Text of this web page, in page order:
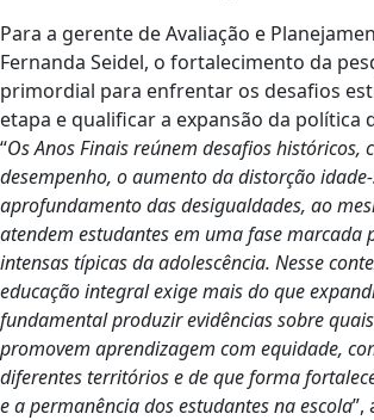
Para a gerente de Avaliação e
Fernanda Seidel, o fortalecimento da
primordial para enfrentar os desafios
etapa e qualificar a expansão da política
“Os Anos Finais reúnem desafios históricos,
desempenho, o aumento da distorção
aprofundamento das desigualdades, ao
atendem estudantes em uma fase marcada
intensas típicas da adolescência. Nesse
educação integral exige mais do que
fundamental produzir evidências sobre
promovem aprendizagem com equidade,
diferentes territórios e de que forma
e a permanência dos estudantes na escola”,